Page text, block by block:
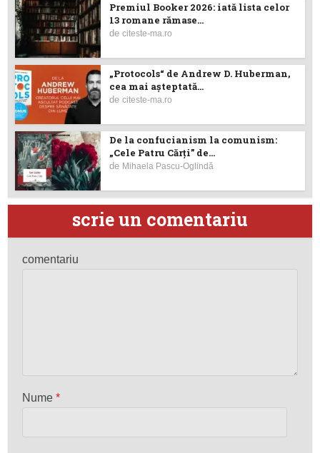
Premiul Booker 2026: iată lista celor
13 romane rămase...
deciteste-ma.ro
„Protocols“ de Andrew D. Huberman,
cea mai așteptată...
deciteste-ma.ro
De la confucianism la comunism:
„Cele Patru Cărți” de...
de Mihaela Pascu-Oglindă
scrie un comentariu
comentariu
Nume*